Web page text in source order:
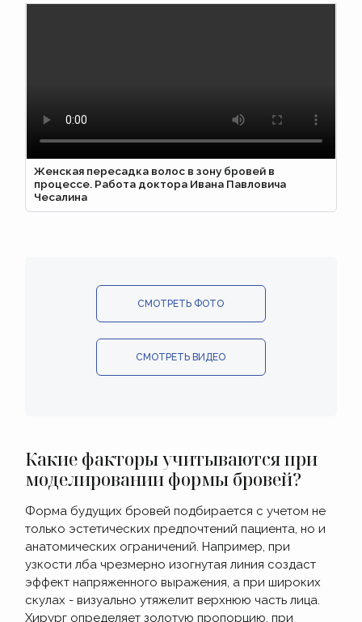
Женская пересадка волос в зону бровей в
процессе. Работа доктора Ивана Павловича
Чесалина
СМОТРЕТЬ ФОТО
СМОТРЕТЬ ВИДЕО
Какие факторы учитываются при
моделировании формы бровей?
Форма будущих бровей подбирается с учетом не
только эстетических предпочтений пациента, но и
анатомических ограничений. Например, при
узкости лба чрезмерно изогнутая линия создаст
эффект напряженного выражения, а при широких
скулах - визуально утяжелит верхнюю часть лица.
Хирург определяет золотую пропорцию, при